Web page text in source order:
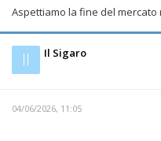
Aspettiamo la fine del
Il Il Sigaro
04/06/2026, 11:05